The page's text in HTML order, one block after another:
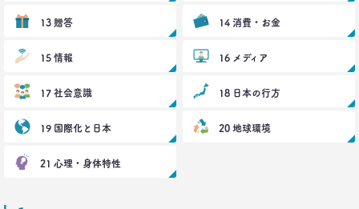
前沢 裕文
2021.10.12
ユニコーンの武器にした
生活総研 上席研究員/コピーライター
13 贈答 14 消費・お金
15 情報 16 メディア
17 社会意識 18 日本の行方
19 国際化と日本 20 地球環境
21 心理・身体特性